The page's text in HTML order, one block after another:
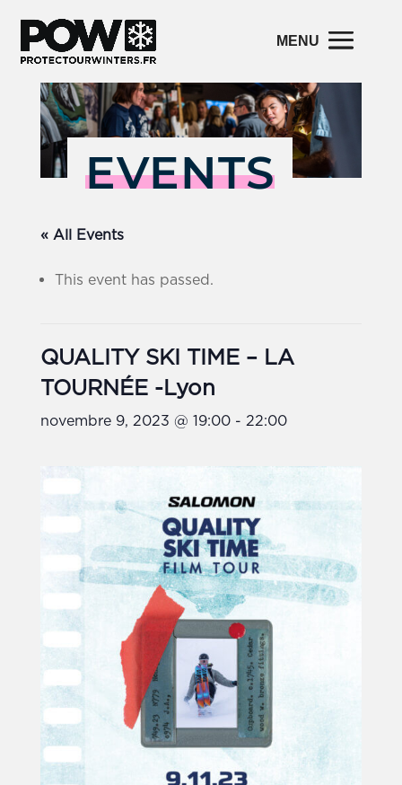
EVENTS
« All Events
This event has passed.
QUALITY SKI TIME – LA
TOURNÉE -Lyon
novembre 9, 2023 @ 19:00- 22:00